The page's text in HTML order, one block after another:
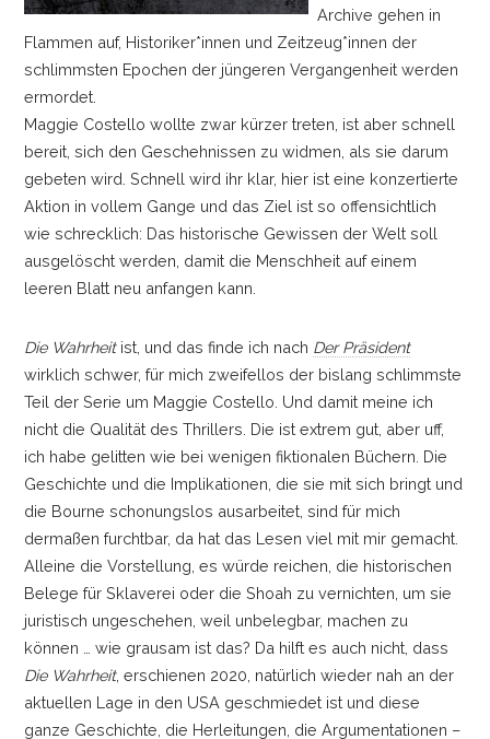
Archive gehen in
Flammen auf, Historiker*innen und Zeitzeug*innen der
schlimmsten Epochen der jüngeren Vergangenheit werden
ermordet.
Maggie Costello wollte zwar kürzer treten, ist aber schnell
bereit, sich den Geschehnissen zu widmen, als sie darum
gebeten wird. Schnell wird ihr klar, hier ist eine konzertierte
Aktion in vollem Gange und das Ziel ist so offensichtlich
wie schrecklich: Das historische Gewissen der Welt soll
ausgelöscht werden, damit die Menschheit auf einem
leeren Blatt neu anfangen kann.
Die Wahrheitist, und das finde ich nach Der Präsident
wirklich schwer, für mich zweifellos der bislang schlimmste
Teil der Serie um Maggie Costello. Und damit meine ich
nicht die Qualität des Thrillers. Die ist extrem gut, aber uff,
ich habe gelitten wie bei wenigen fiktionalen Büchern. Die
Geschichte und die Implikationen, die sie mit sich bringt und
die Bourne schonungslos ausarbeitet, sind für mich
dermaßen furchtbar, da hat das Lesen viel mit mir gemacht.
Alleine die Vorstellung, es würde reichen, die historischen
Belege für Sklaverei oder die Shoah zu vernichten, um sie
juristisch ungeschehen, weil unbelegbar, machen zu
können
wie grausam ist das? Da hilft es auch nicht, dass
Die Wahrheit, erschienen 2020, natürlich wieder nah an der
aktuellen Lage in den USA geschmiedet ist und diese
ganze Geschichte, die Herleitungen, die Argumentationen –